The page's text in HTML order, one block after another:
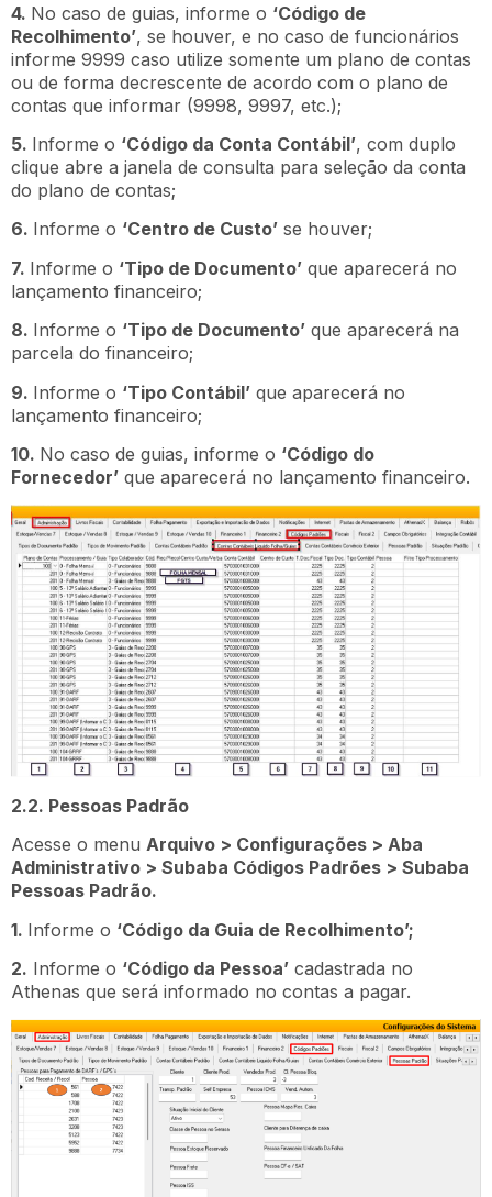
4. No caso de guias, informe o ‘Código de
Recolhimento’, se houver, e no caso de funcionários
informe 9999 caso utilize somente um plano de contas
ou de forma decrescente de acordo com o plano de
contas que informar (9998, 9997, etc.);
5. Informe o ‘Código da Conta Contábil’, com duplo
clique abre a janela de consulta para seleção da conta
do plano de contas;
6. Informe o ‘Centro de Custo’ se houver;
7. Informe o ‘Tipo de Documento’ que aparecerá no
lançamento financeiro;
8. Informe o ‘Tipo de Documento’ que aparecerá na
parcela do financeiro;
9. Informe o ‘Tipo Contábil’ que aparecerá no
lançamento financeiro;
10. No caso de guias, informe o ‘Código do
Fornecedor’ que aparecerá no lançamento financeiro.
2.2. Pessoas Padrão
Acesse o menu Arquivo > Configurações > Aba
Administrativo > Subaba Códigos Padrões > Subaba
Pessoas Padrão.
1. Informe o ‘Código da Guia de Recolhimento’;
2. Informe o ‘Código da Pessoa’ cadastrada no
Athenas que será informado no contas a pagar.